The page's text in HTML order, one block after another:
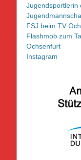
Jugendsportlerin
FSJ beim TV
Flashmob zum
Ochsenfurt
Instagram